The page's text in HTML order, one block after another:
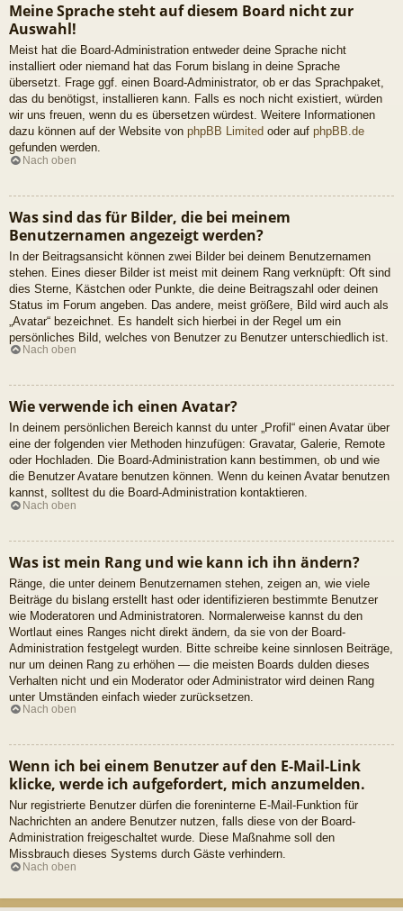
Meine Sprache steht auf diesem Board nicht zur
Auswahl!
Meist hat die Board-Administration entweder deine Sprache nicht
installiert oder niemand hat das Forum bislang in deine Sprache
übersetzt. Frage ggf. einen Board-Administrator, ob er das Sprachpaket,
das du benötigst, installieren kann. Falls es noch nicht existiert, würden
wir uns freuen, wenn du es übersetzen würdest. Weitere Informationen
dazu können auf der Website von phpBB Limited oder auf phpBB.de
gefunden werden.
Nach oben
Was sind das für Bilder, die bei meinem
Benutzernamen angezeigt werden?
In der Beitragsansicht können zwei Bilder bei deinem Benutzernamen
stehen. Eines dieser Bilder ist meist mit deinem Rang verknüpft: Oft sind
dies Sterne, Kästchen oder Punkte, die deine Beitragszahl oder deinen
Status im Forum angeben. Das andere, meist größere, Bild wird auch als
„Avatar“ bezeichnet. Es handelt sich hierbei in der Regel um ein
persönliches Bild, welches von Benutzer zu Benutzer unterschiedlich ist.
Nach oben
Wie verwende ich einen Avatar?
In deinem persönlichen Bereich kannst du unter „Profil“ einen Avatar über
eine der folgenden vier Methoden hinzufügen: Gravatar, Galerie, Remote
oder Hochladen. Die Board-Administration kann bestimmen, ob und wie
die Benutzer Avatare benutzen können. Wenn du keinen Avatar benutzen
kannst, solltest du die Board-Administration kontaktieren.
Nach oben
Was ist mein Rang und wie kann ich ihn ändern?
Ränge, die unter deinem Benutzernamen stehen, zeigen an, wie viele
Beiträge du bislang erstellt hast oder identifizieren bestimmte Benutzer
wie Moderatoren und Administratoren. Normalerweise kannst du den
Wortlaut eines Ranges nicht direkt ändern, da sie von der Board-
Administration festgelegt wurden. Bitte schreibe keine sinnlosen Beiträge,
nur um deinen Rang zu erhöhen — die meisten Boards dulden dieses
Verhalten nicht und ein Moderator oder Administrator wird deinen Rang
unter Umständen einfach wieder zurücksetzen.
Nach oben
Wenn ich bei einem Benutzer auf den E-Mail-Link
klicke, werde ich aufgefordert, mich anzumelden.
Nur registrierte Benutzer dürfen die foreninterne E-Mail-Funktion für
Nachrichten an andere Benutzer nutzen, falls diese von der Board-
Administration freigeschaltet wurde. Diese Maßnahme soll den
Missbrauch dieses Systems durch Gäste verhindern.
Nach oben